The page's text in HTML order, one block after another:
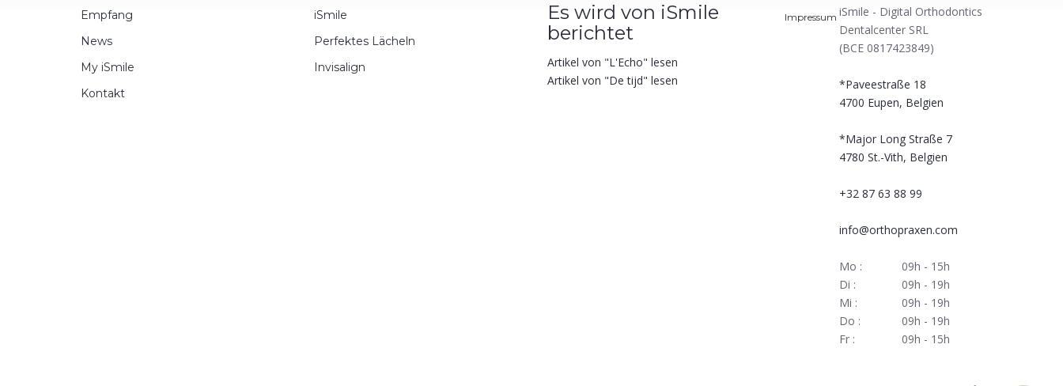
Empfang
News
My iSmile
Kontakt
iSmile
Perfektes Lächeln
Invisalign
Es wird von iSmile
berichtet
Artikel von "L'Echo" lesen
Artikel von "De tijd" lesen
iSmile - Digital Orthodontics
Dentalcenter SRL
(BCE 0817423849)
*Paveestraße 18
4700 Eupen, Belgien
*Major Long Straße 7
4780 St.-Vith, Belgien
+32 87 63 88 99
info@orthopraxen.com
Mo :
09h - 15h
Di :
09h - 19h
Mi :
09h - 19h
Do :
09h - 19h
Fr :
09h - 15h
Impressum